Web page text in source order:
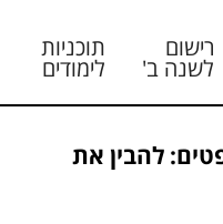
רישום
לשנה ב'
תוכניות
לימודים
להבין את